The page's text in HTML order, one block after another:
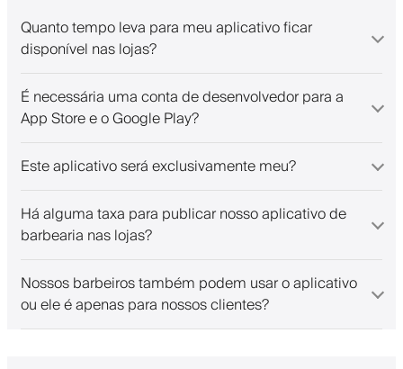
Quanto tempo leva para meu aplicativo ficar
disponível nas lojas?
É necessária uma conta de desenvolvedor para a
App Store e o Google Play?
Este aplicativo será exclusivamente meu?
Há alguma taxa para publicar nosso aplicativo de
barbearia nas lojas?
Nossos barbeiros também podem usar o aplicativo
ou ele é apenas para nossos clientes?